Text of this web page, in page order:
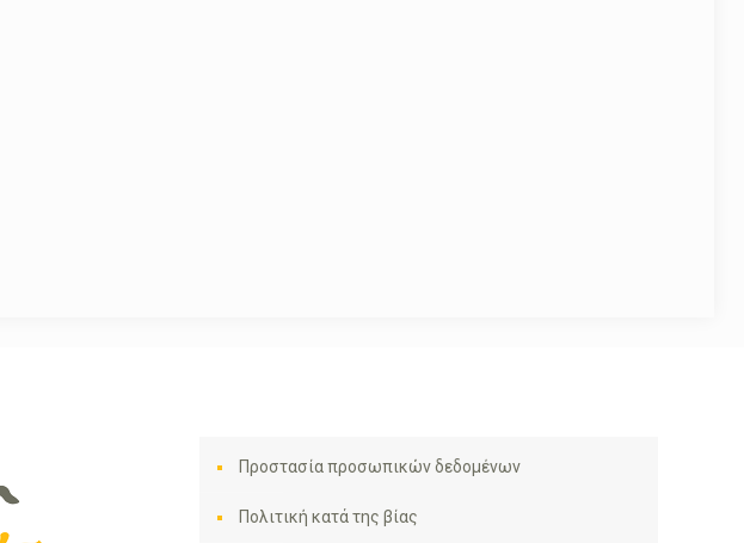
Προστασία προσωπικών δεδομένων
Πολιτική κατά της βίας